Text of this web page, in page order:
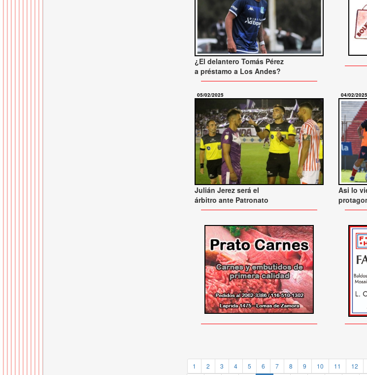
¿El delantero Tomás Pérez
a préstamo a Los Andes?
05/02/2025
Julián Jerez será el
árbitro ante Patronato
04/02/2025
Asi lo
1 2 3 4 5 6 7 8 9 10 11 12